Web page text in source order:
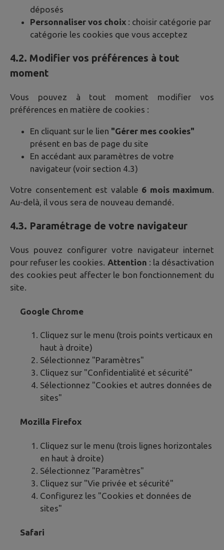
déposés
Personnaliser vos choix : choisir catégorie par
catégorie les cookies que vous acceptez
4.2. Modifier vos préférences à tout
moment
Vous pouvez à tout moment modifier vos
préférences en matière de cookies :
En cliquant sur le lien "Gérer mes cookies"
présent en bas de page du site
En accédant aux paramètres de votre
navigateur (voir section 4.3)
Votre consentement est valable 6 mois maximum
Au-delà, il vous sera de nouveau demandé.
4.3. Paramétrage de votre navigateur
Vous pouvez configurer votre navigateur internet
pour refuser les cookies. Attention : la désactivation
des cookies peut affecter le bon fonctionnement du
site.
Google Chrome
Cliquez sur le menu (trois points verticaux en
haut à droite)
Sélectionnez "Paramètres"
Cliquez sur "Confidentialité et sécurité"
Sélectionnez "Cookies et autres données de
sites"
Mozilla Firefox
Cliquez sur le menu (trois lignes horizontales
en haut à droite)
Sélectionnez "Paramètres"
Cliquez sur "Vie privée et sécurité"
Configurez les "Cookies et données de
sites"
Safari